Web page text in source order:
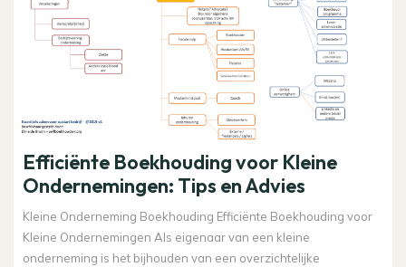
Efficiënte Boekhouding voor Kleine
Ondernemingen: Tips en Advies
Kleine Onderneming Boekhouding Efficiënte Boekhouding voor
Kleine Ondernemingen Als eigenaar van een kleine
onderneming is het bijhouden van een overzichtelijke